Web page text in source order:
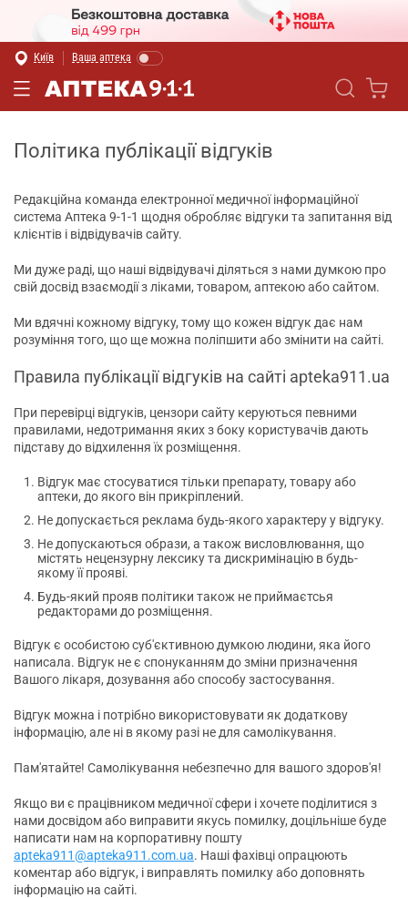
Київ Ваша аптека
Політика публікації відгуків
Редакційна команда електронної медичної інформаційної
система Аптека 9-1-1 щодня обробляє відгуки та запитання від
клієнтів і відвідувачів сайту.
Ми дуже раді, що наші відвідувачі діляться з нами думкою про
свій досвід взаємодії з ліками, товаром, аптекою або сайтом.
Ми вдячні кожному відгуку, тому що кожен відгук дає нам
розуміння того, що ще можна поліпшити або змінити на сайті.
Правила публікації відгуків на сайті apteka911.ua
При перевірці відгуків, цензори сайту керуються певними
правилами, недотримання яких з боку користувачів дають
підставу до відхилення їх розміщення.
Відгук має стосуватися тільки препарату, товару або
аптеки, до якого він прикріплений.
Не допускається реклама будь-якого характеру у відгуку.
Не допускаються образи, а також висловлювання, що
містять нецензурну лексику та дискримінацію в будь-
якому її прояві.
Будь-який прояв політики також не приймаєтсья
редакторами до розміщення.
Відгук є особистою суб'єктивною думкою людини, яка його
написала. Відгук не є спонуканням до зміни призначення
Вашого лікаря, дозування або способу застосування.
Відгук можна і потрібно використовувати як додаткову
інформацію, але ні в якому разі не для самолікування.
Пам'ятайте! Самолікування небезпечно для вашого здоров'я!
Якщо ви є працівником медичної сфери і хочете поділитися з
нами досвідом або виправити якусь помилку, доцільніше буде
написати нам на корпоративну пошту
apteka911@apteka911.com.ua. Наші фахівці опрацюють
коментар або відгук, і виправлять помилку або доповнять
інформацію на сайті.